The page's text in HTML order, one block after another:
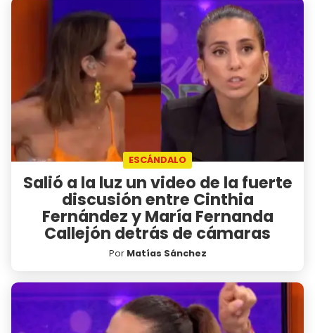
ESCÁNDALO
Salió a la luz un video de la fuerte
discusión entre Cinthia
Fernández y María Fernanda
Callejón detrás de cámaras
Por Matías Sánchez